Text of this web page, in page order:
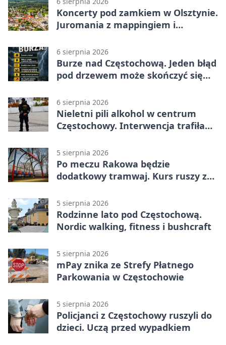
Koncerty pod zamkiem w Olsztynie.
Juromania z mappingiem i
6 sierpnia 2026
Burze nad Częstochową. Jeden błąd
pod drzewem może skończyć się
6 sierpnia 2026
Nieletni pili alkohol w centrum
Częstochowy. Interwencja trafiła
5 sierpnia 2026
Po meczu Rakowa będzie
dodatkowy tramwaj. Kurs ruszy ze
5 sierpnia 2026
Rodzinne lato pod Częstochową.
Nordic walking, fitness i bushcraft
5 sierpnia 2026
mPay znika ze Strefy Płatnego
Parkowania w Częstochowie
5 sierpnia 2026
Policjanci z Częstochowy ruszyli do
dzieci. Uczą przed wypadkiem